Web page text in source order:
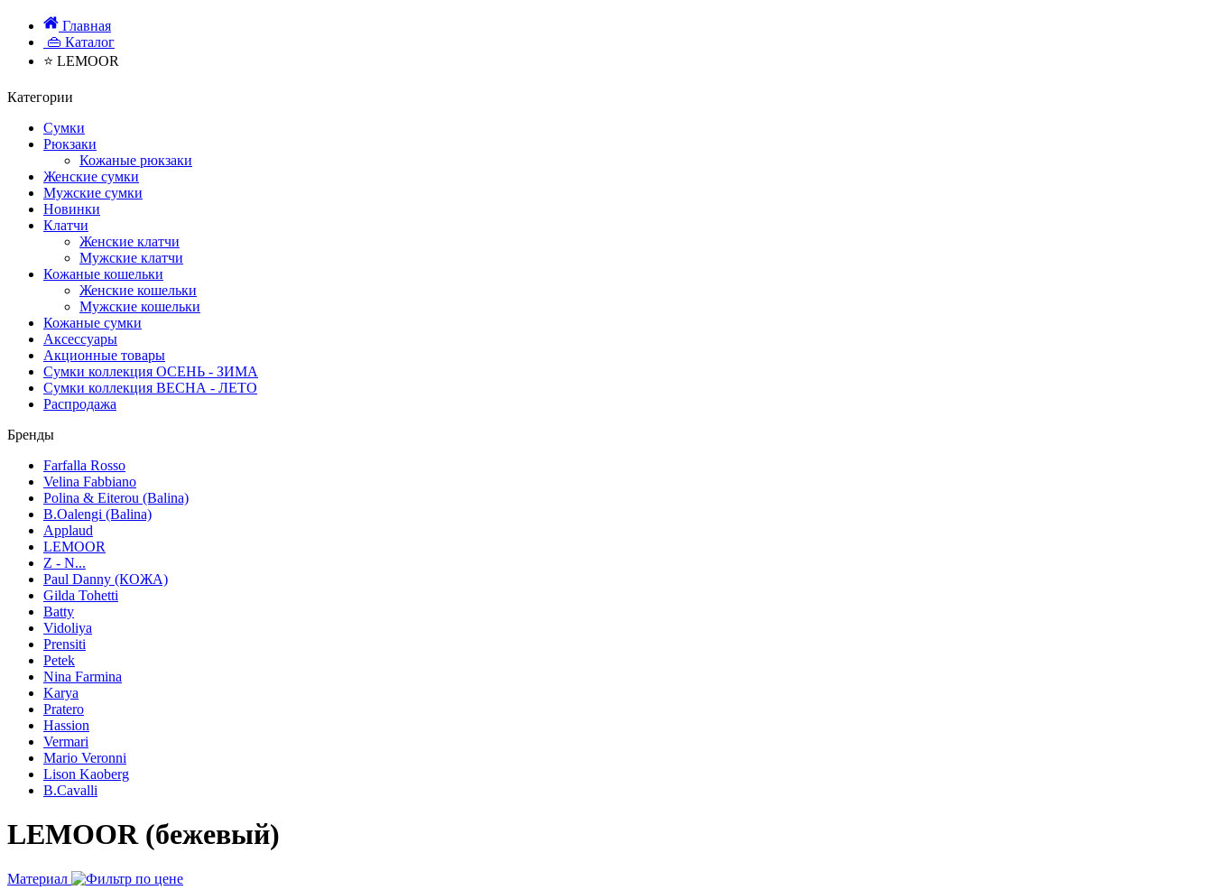
Главная
👜 Каталог
⭐ LEMOOR
Категории
Сумки
Рюкзаки
Кожаные рюкзаки
Женские сумки
Мужские сумки
Новинки
Клатчи
Женские клатчи
Мужские клатчи
Кожаные кошельки
Женские кошельки
Мужские кошельки
Кожаные сумки
Аксессуары
Акционные товары
Сумки коллекция ОСЕНЬ - ЗИМА
Сумки коллекция ВЕСНА - ЛЕТО
Распродажа
Бренды
Farfalla Rosso
Velina Fabbiano
Polina & Eiterou (Balina)
B.Oalengi (Balina)
Applaud
LEMOOR
Z - N...
Paul Danny (КОЖА)
Gilda Tohetti
Batty
Vidoliya
Prensiti
Petek
Nina Farmina
Karya
Pratero
Hassion
Vermari
Mario Veronni
Lison Kaoberg
B.Cavalli
LEMOOR (бежевый)
Материал